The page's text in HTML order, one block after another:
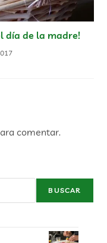
día de la madre!
comentar.
BUSCAR